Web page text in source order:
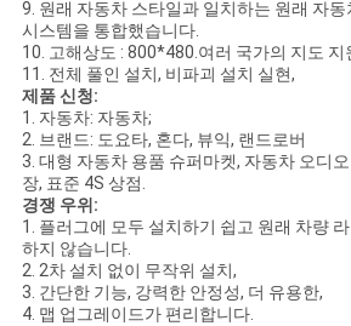
9. 원래 자동차 스타일과 일치하는 원래 자
시스템을 통합했습니다.
10. 고해상도 : 800*480.여러 국가의 지도 지
11. 전체 풀인 설치, 비파괴 설치 실현,
제품 신청:
1. 자동차: 자동차;
2. 브랜드: 도요타, 혼다, 뷰익, 랜드로버
3. 대형 자동차 용품 슈퍼마켓, 자동차 오디
장, 표준 4S 상점.
경쟁 우위:
1. 플러그에 모두 설치하기 쉽고 원래 차량
하지 않습니다.
2. 2차 설치 없이 무작위 설치,
3. 간단한 기능, 강력한 안정성, 더 유용한,
4. 맵 업그레이드가 편리합니다.